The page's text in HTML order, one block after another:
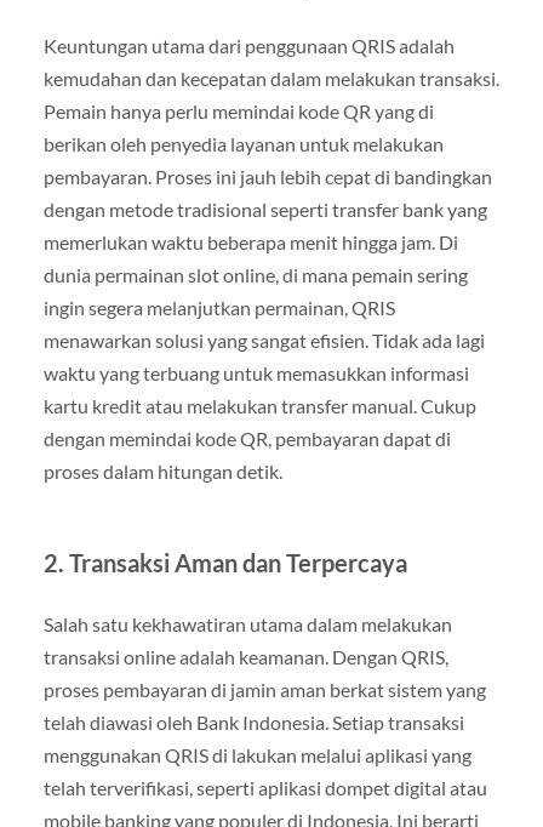
Keuntungan utama dari penggunaan QRIS adalah
kemudahan dan kecepatan dalam melakukan transaksi.
Pemain hanya perlu memindai kode QR yang di
berikan oleh penyedia layanan untuk melakukan
pembayaran. Proses ini jauh lebih cepat di bandingkan
dengan metode tradisional seperti transfer bank yang
memerlukan waktu beberapa menit hingga jam. Di
dunia permainan slot online, di mana pemain sering
ingin segera melanjutkan permainan, QRIS
menawarkan solusi yang sangat efisien. Tidak ada lagi
waktu yang terbuang untuk memasukkan informasi
kartu kredit atau melakukan transfer manual. Cukup
dengan memindai kode QR, pembayaran dapat di
proses dalam hitungan detik.
2. Transaksi Aman dan Terpercaya
Salah satu kekhawatiran utama dalam melakukan
transaksi online adalah keamanan. Dengan QRIS,
proses pembayaran di jamin aman berkat sistem yang
telah diawasi oleh Bank Indonesia. Setiap transaksi
menggunakan QRIS di lakukan melalui aplikasi yang
telah terverifikasi, seperti aplikasi dompet digital atau
mobile banking yang populer di Indonesia. Ini berarti